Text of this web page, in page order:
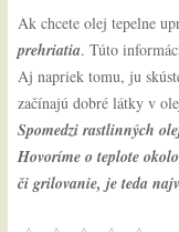
Ak chcete olej tepelne
prehriatia. Túto
Aj napriek tomu, ju
začínajú dobré látky v
Spomedzi rastlinných
Hovoríme o teplote
či grilovanie, je teda